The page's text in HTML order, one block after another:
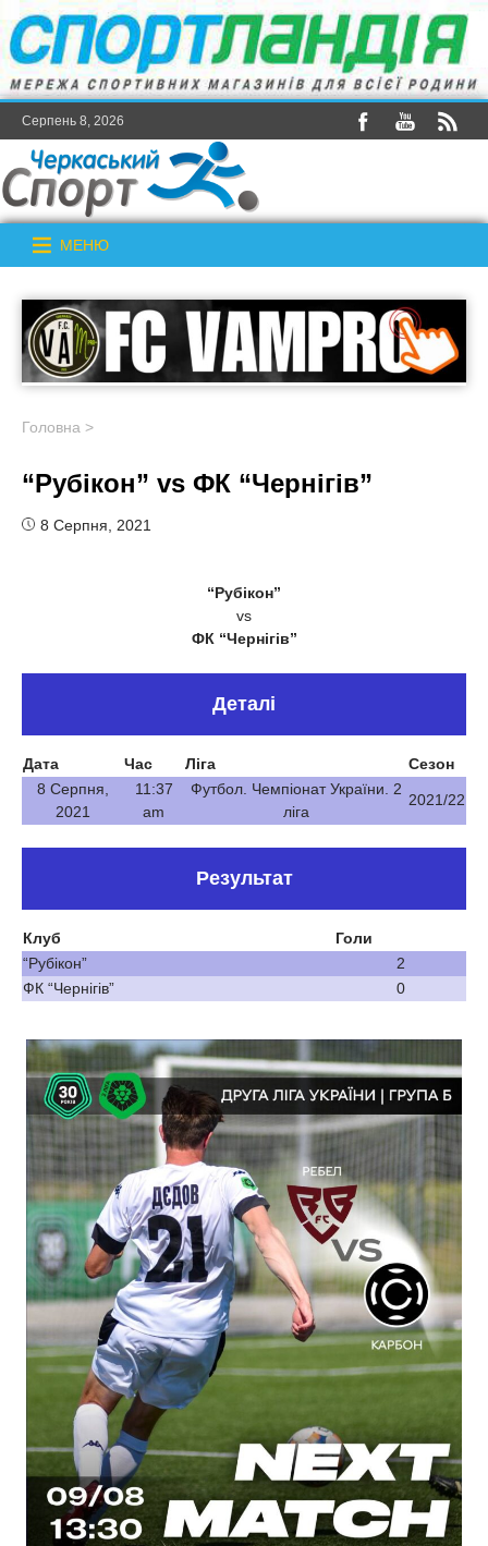
Серпень 8, 2026
МЕНЮ
Головна >
“Рубікон” vs ФК “Чернігів”
8 Серпня, 2021
“Рубікон”
vs
ФК “Чернігів”
Деталі
Дата Час Ліга
Сезон
8 Серпня,
2021
11:37
am
Футбол. Чемпіонат України. 2
ліга
2021/22
Результат
Клуб
Голи
“Рубікон”
2
ФК “Чернігів”
0